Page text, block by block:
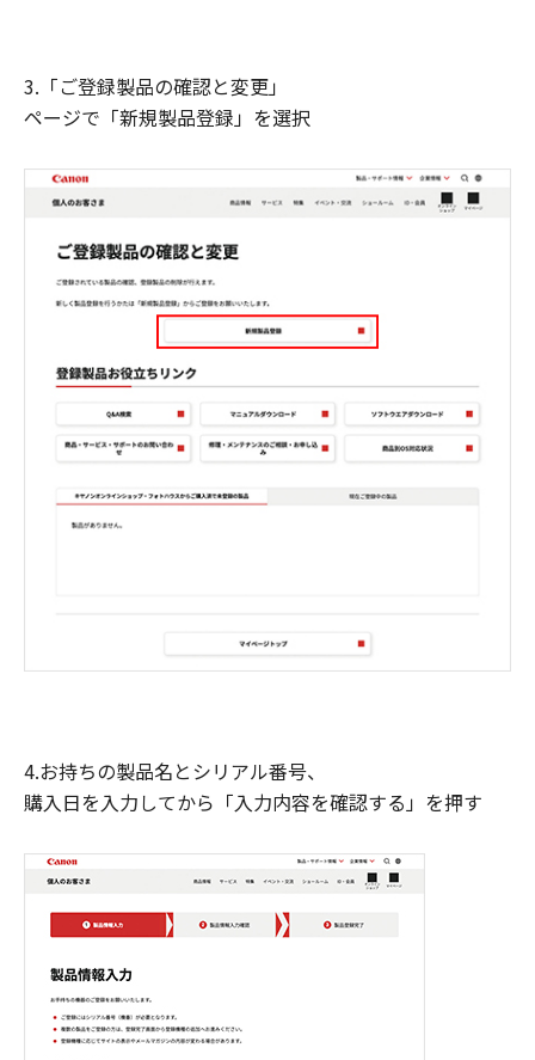
3.「ご登録製品の確認と変更」
ページで「新規製品登録」を選択
4.お持ちの製品名とシリアル番号、
購入日を入力してから「入力内容を確認する」を押す